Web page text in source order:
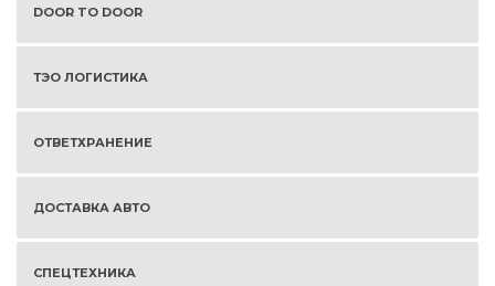
DOOR TO DOOR
ТЭО ЛОГИСТИКА
ОТВЕТХРАНЕНИЕ
ДОСТАВКА АВТО
СПЕЦТЕХНИКА